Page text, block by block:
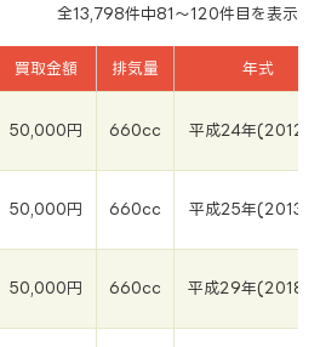
全13,798件中81～120件目を表示
買取金額 排気量 年式
50,000円 660cc 平成24年(2012
50,000円 660cc 平成25年(2013
50,000円 660cc 平成29年(2018